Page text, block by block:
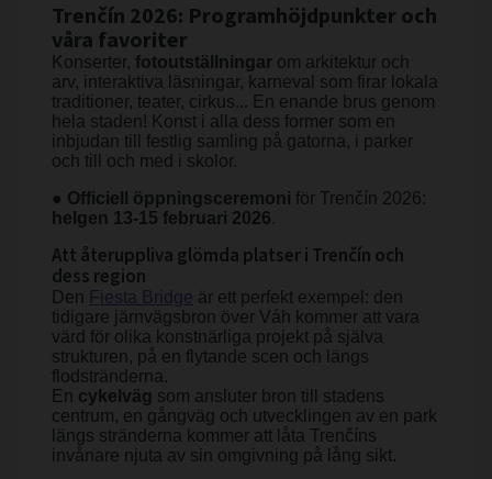
Trenčín 2026: Programhöjdpunkter och
våra favoriter
Konserter, fotoutställningar om arkitektur och
arv, interaktiva läsningar, karneval som firar lokala
traditioner, teater, cirkus... En enande brus genom
hela staden! Konst i alla dess former som en
inbjudan till festlig samling på gatorna, i parker
och till och med i skolor.
● Officiell öppningsceremoni för Trenčín 2026:
helgen 13-15 februari 2026.
Att återuppliva glömda platser i Trenčín och
dess region
Den Fiesta Bridge är ett perfekt exempel: den
tidigare järnvägsbron över Váh kommer att vara
värd för olika konstnärliga projekt på själva
strukturen, på en flytande scen och längs
flodstränderna.
En cykelväg som ansluter bron till stadens
centrum, en gångväg och utvecklingen av en park
längs stränderna kommer att låta Trenčíns
invånare njuta av sin omgivning på lång sikt.